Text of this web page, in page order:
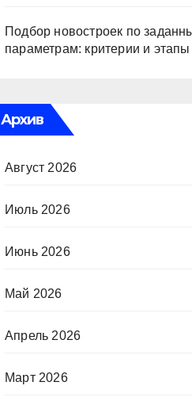
Подбор новостроек по
параметрам: критерии и этапы
Архив
Август 2026
Июль 2026
Июнь 2026
Май 2026
Апрель 2026
Март 2026